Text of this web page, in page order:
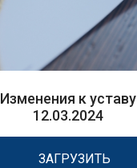
Изменения к уставу
12.03.2024
ЗАГРУЗИТЬ